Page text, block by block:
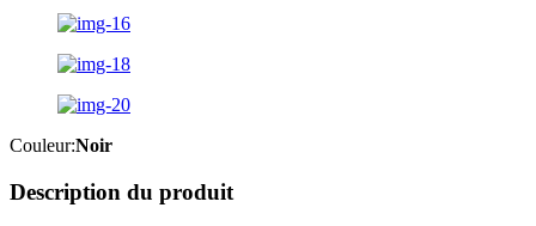
Couleur:Noir
Description du produit